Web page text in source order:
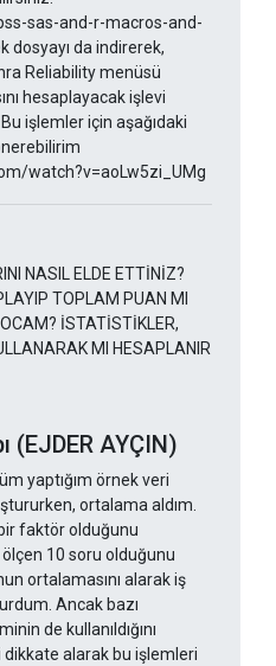
sas-and-r-macros-and-
dosyayı da indirerek,
Reliability menüsü
hesaplayacak işlevi
işlemler için aşağıdaki
watch?v=aoLw5zi_UMg
NASIL ELDE ETTİNİZ?
TOPLAM PUAN MI
İSTATİSTİKLER,
MI HESAPLANIR
(EJDER AYÇIN)
yaptığım örnek veri
ortalama aldım.
faktör olduğunu
10 soru olduğunu
ortalamasını alarak iş
Ancak bazı
de kullanıldığını
dikkate alarak bu işlemleri